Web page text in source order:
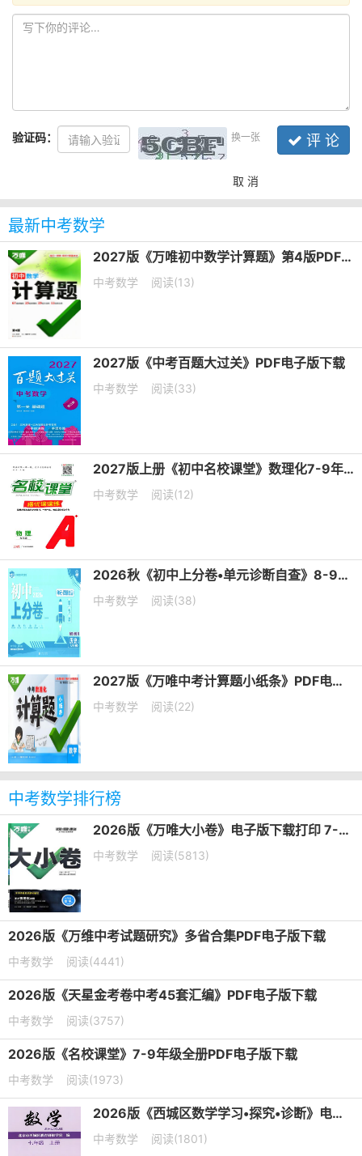
验证码： 换一张 评 论
取 消
最新中考数学
2027版《万唯初中数学计算题》第4版PDF电子版下载
中考数学 阅读(13)
2027版《中考百题大过关》PDF电子版下载
中考数学 阅读(33)
2027版上册《初中名校课堂》数理化7-9年级上册PDF电子版下载
中考数学 阅读(12)
2026秋《初中上分卷•单元诊断自查》8-9年级上册PDF电子版下载
中考数学 阅读(38)
2027版《万唯中考计算题小纸条》PDF电子版下载
中考数学 阅读(22)
中考数学排行榜
2026版《万唯大小卷》电子版下载打印 7-9年级
中考数学 阅读(5813)
2026版《万维中考试题研究》多省合集PDF电子版下载
中考数学 阅读(4441)
2026版《天星金考卷中考45套汇编》PDF电子版下载
中考数学 阅读(3757)
2026版《名校课堂》7-9年级全册PDF电子版下载
中考数学 阅读(1973)
2026版《西城区数学学习•探究•诊断》电子版下载打印
中考数学 阅读(1801)